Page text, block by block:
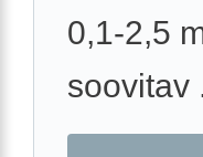
0,1-2,5
soovitav